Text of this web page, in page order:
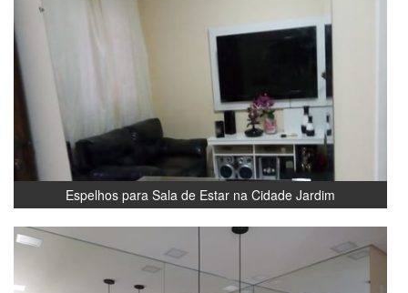
Espelhos para Sala de Estar na Cidade Jardim